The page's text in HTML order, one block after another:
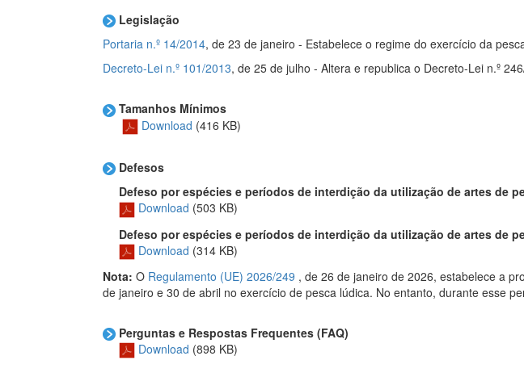
Legislação
Portaria n.º 14/2014, de 23 de janeiro - Estabelece o regime do exercício da
Decreto-Lei n.º 101/2013, de 25 de julho - Altera e republica o Decreto-Lei n.º
Tamanhos Mínimos
Download (416 KB)
Defesos
Defeso por espécies e períodos de interdição da utilização de artes de
Download (503 KB)
Defeso por espécies e períodos de interdição da utilização de artes de
Download (314 KB)
Nota: O Regulamento (UE) 2026/249 , de 26 de janeiro de 2026, estabelece a
de janeiro e 30 de abril no exercício de pesca lúdica. No entanto, durante esse
Perguntas e Respostas Frequentes (FAQ)
Download (898 KB)